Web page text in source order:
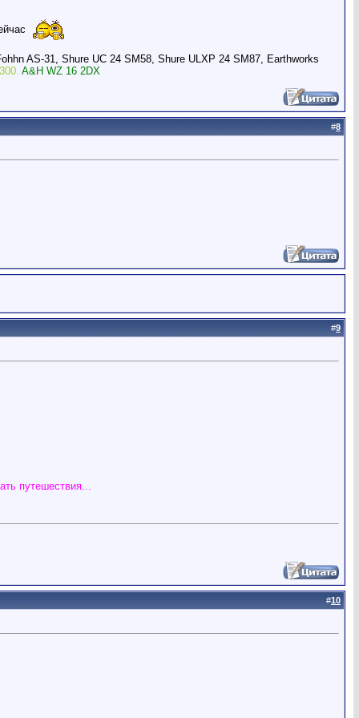
AS-31, Shure UC 24 SM58, Shure ULXP 24 SM87, Earthworks
A&H WZ 16 2DX
#8
#9
путешествия...
#10